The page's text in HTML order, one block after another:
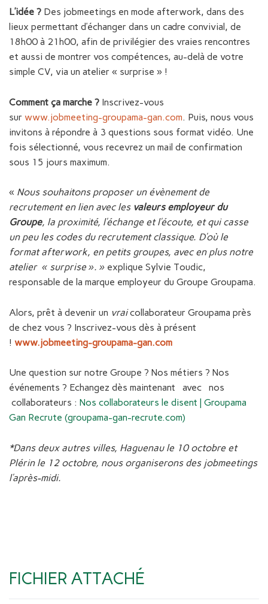
L’idée ? Des jobmeetings en mode afterwork, dans des
lieux permettant d’échanger dans un cadre convivial, de
18h00 à 21h00, afin de privilégier des vraies rencontres
et aussi de montrer vos compétences, au-delà de votre
simple CV, via un atelier « surprise » !
Comment ça marche ? Inscrivez-vous
sur www.jobmeeting-groupama-gan.com. Puis, nous vous
invitons à répondre à 3 questions sous format vidéo. Une
fois sélectionné, vous recevrez un mail de confirmation
sous 15 jours maximum.
« Nous souhaitons proposer un évènement de
recrutement en lien avec les valeurs employeur du
Groupe, la proximité, l’échange et l’écoute, et qui casse
un peu les codes du recrutement classique. D’où le
format afterwork, en petits groupes, avec en plus notre
atelier « surprise ». » explique Sylvie Toudic,
responsable de la marque employeur du Groupe Groupama.
Alors, prêt à devenir un vraicollaborateur Groupama près
de chez vous ? Inscrivez-vous dès à présent
! www.jobmeeting-groupama-gan.com
Une question sur notre Groupe ? Nos métiers ? Nos
événements ? Echangez dès maintenant avec nos
collaborateurs : Nos collaborateurs le disent | Groupama
Gan Recrute (groupama-gan-recrute.com)
*Dans deux autres villes, Haguenau le 10 octobre et
Plérin le 12 octobre, nous organiserons des jobmeetings
l’après-midi.
FICHIER ATTACHÉ